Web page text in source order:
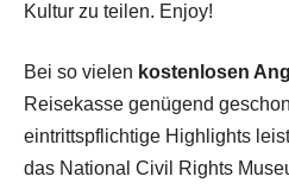
Kultur zu teilen. Enjoy!
Bei so vielen kostenlosen
Reisekasse genügend
eintrittspflichtige Highlights
das National Civil Rights